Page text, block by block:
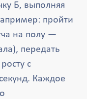
Б, выполняя
пройти
на полу —
передать
с
Каждое